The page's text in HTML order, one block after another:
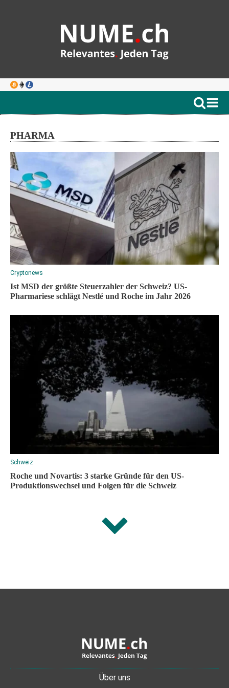
PHARMA
Cryptonews
Ist MSD der größte Steuerzahler der Schweiz? US-
Pharmariese schlägt Nestlé und Roche im Jahr 2026
Schweiz
Roche und Novartis: 3 starke Gründe für den US-
Produktionswechsel und Folgen für die Schweiz
Über uns